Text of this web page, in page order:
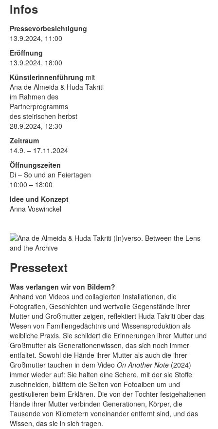
Infos
Pressevorbesichtigung
13.9.2024, 11:00
Eröffnung
13.9.2024, 18:00
Künstlerinnenführung mit
Ana de Almeida & Huda Takriti
im Rahmen des
Partnerprogramms
des steirischen herbst
28.9.2024, 12:30
Zeitraum
14.9. – 17.11.2024
Öffnungszeiten
Di – So und an Feiertagen
10:00 – 18:00
Idee und Konzept
Anna Voswinckel
Pressetext
Was verlangen wir von Bildern?
Anhand von Videos und collagierten Installationen, die
Fotografien, Geschichten und wertvolle Gegenstände ihrer
Mutter und Großmutter zeigen, reflektiert Huda Takriti über das
Wesen von Familiengedächtnis und Wissensproduktion als
weibliche Praxis. Sie schildert die Erinnerungen ihrer Mutter und
Großmutter als Generationenwissen, das sich noch immer
entfaltet. Sowohl die Hände ihrer Mutter als auch die ihrer
Großmutter tauchen in dem Video On Another Note (2024)
immer wieder auf: Sie halten eine Schere, mit der sie Stoffe
zuschneiden, blättern die Seiten von Fotoalben um und
gestikulieren beim Erklären. Die von der Tochter festgehaltenen
Hände ihrer Mutter verbinden Generationen, Körper, die
Tausende von Kilometern voneinander entfernt sind, und das
Wissen, das sie in sich tragen.